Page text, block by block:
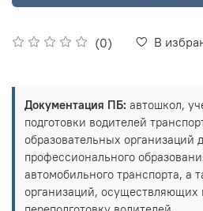
(0) В
Документация ПБ: автошкол,
подготовки водителей
образовательных организаций
профессионального
автомобильного транспорта, а
организаций, осуществляющих